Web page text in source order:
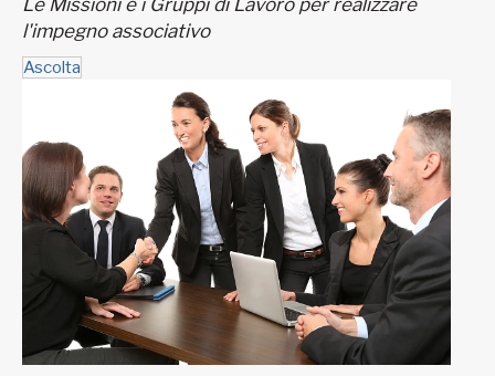
Le Missioni e i Gruppi di Lavoro per realizzare
l'impegno associativo
Ascolta